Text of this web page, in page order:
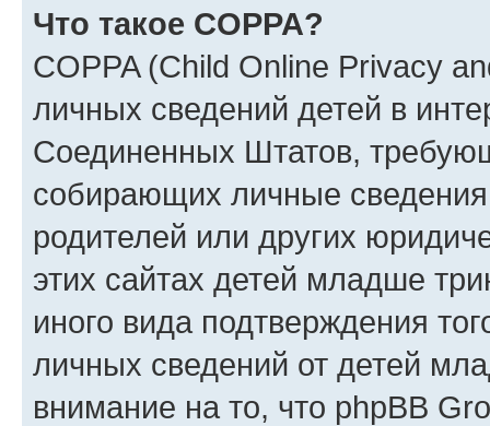
Что такое COPPA?
COPPA (Child Online Privacy
личных сведений детей в
Соединенных Штатов,
собирающих личные
родителей или других
этих сайтах детей младше
иного вида подтверждения
личных сведений от детей
внимание на то, что phpBB